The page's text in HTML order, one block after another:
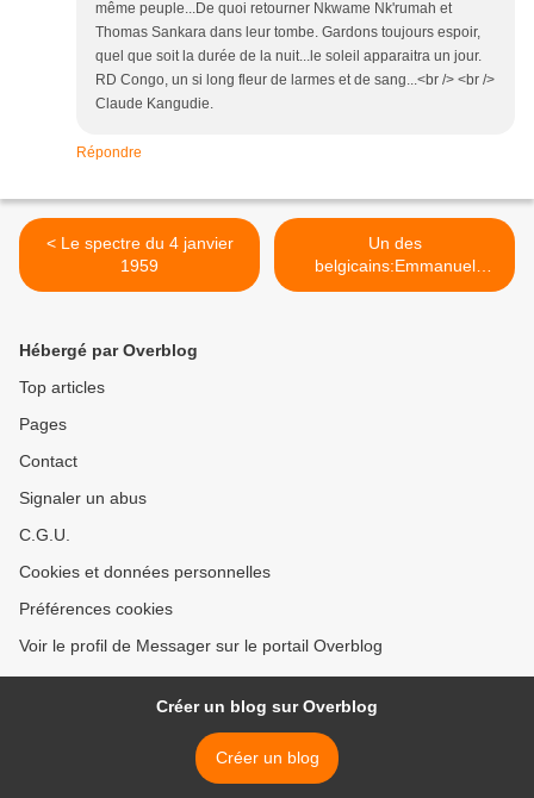
même peuple...De quoi retourner Nkwame Nk'rumah et
Thomas Sankara dans leur tombe. Gardons toujours espoir,
quel que soit la durée de la nuit...le soleil apparaitra un jour.
RD Congo, un si long fleur de larmes et de sang...<br /> <br />
Claude Kangudie.
Répondre
< Le spectre du 4 janvier
1959
Un des
belgicains:Emmanuel
Elonga Malima-Nzungu. >
Hébergé par Overblog
Top articles
Pages
Contact
Signaler un abus
C.G.U.
Cookies et données personnelles
Préférences cookies
Voir le profil de Messager sur le portail Overblog
Créer un blog sur Overblog
Créer un blog